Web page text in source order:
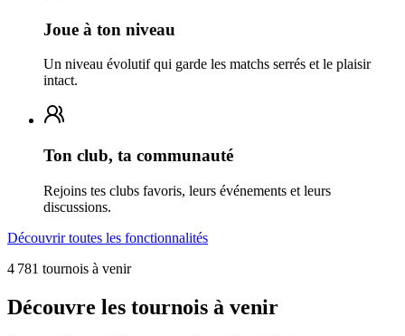
Joue à ton niveau
Un niveau évolutif qui garde les matchs serrés et le plaisir
intact.
Ton club, ta communauté
Rejoins tes clubs favoris, leurs événements et leurs
discussions.
Découvrir toutes les fonctionnalités
4 781 tournois à venir
Découvre les tournois à venir